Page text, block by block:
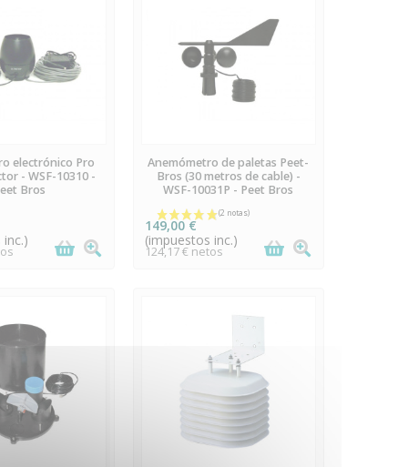
STOCK
electrónico Pro
- WSF-10310 -
Bros
PREORDEN
Anemómetro de paletas Peet-
Bros (30 metros de cable) -
WSF-10031P - Peet Bros
149,00 €
(impuestos inc.)
124,17 € netos